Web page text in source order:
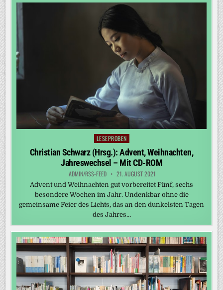
Posted
in
LESEPROBEN
Christian Schwarz (Hrsg.): Advent, Weihnachten,
Jahreswechsel – Mit CD-ROM
ADMIN/RSS-FEED 21. AUGUST 2021
Advent und Weihnachten gut vorbereitet Fünf, sechs
besondere Wochen im Jahr. Undenkbar ohne die
gemeinsame Feier des Lichts, das an den dunkelsten Tagen
des Jahres…